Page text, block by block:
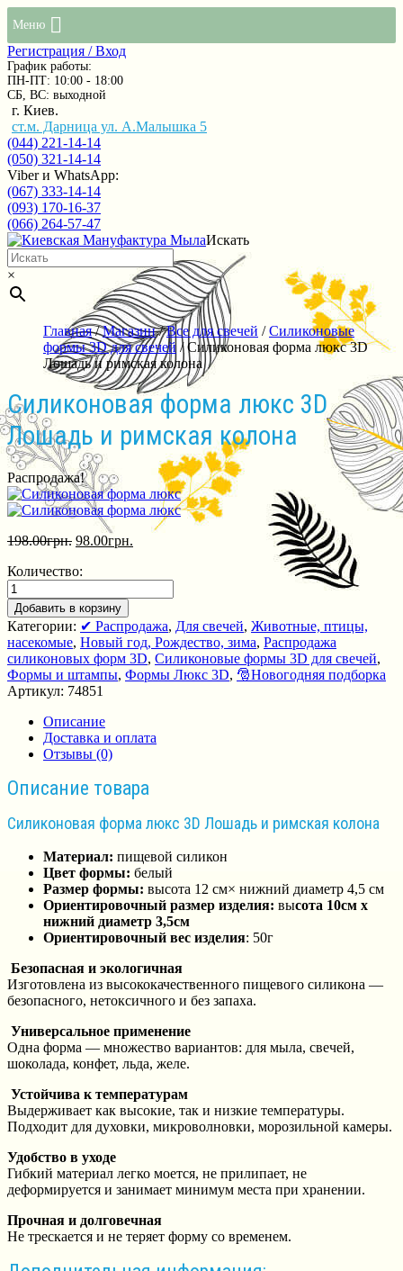
Меню
Регистрация / Вход
График работы:
ПН-ПТ: 10:00 - 18:00
СБ, ВС: выходной
г. Киев.
ст.м. Дарница ул. А.Малышка 5
(044) 221-14-14
(050) 321-14-14
Viber и WhatsApp:
(067) 333-14-14
(093) 170-16-37
(066) 264-57-47
Искать
×
Главная/Магазин/Все для свечей /Силиконовые
формы 3D для свечей / Силиконовая форма люкс 3D
Лошадь и римская колона
Силиконовая форма люкс 3D
Лошадь и римская колона
Распродажа!
198.00грн. 98.00грн.
Количество:
Добавить в корзину
Категории: ✔ Распродажа, Для свечей, Животные, птицы,
насекомые, Новый год, Рождество, зима, Распродажа
силиконовых форм 3D, Силиконовые формы 3D для свечей,
Формы и штампы, Формы Люкс 3D, 🎅Новогодняя подборка
Артикул: 74851
Описание
Доставка и оплата
Отзывы (0)
Описание товара
Силиконовая форма люкс 3D Лошадь и римская колона
Материал: пищевой силикон
Цвет формы: белый
Размер формы: высота 12 см× нижний диаметр 4,5 см
Ориентировочный размер изделия: высота 10см х
нижний диаметр 3,5см
Ориентировочный вес изделия: 50г
Безопасная и экологичная
Изготовлена из высококачественного пищевого силикона —
безопасного, нетоксичного и без запаха.
Универсальное применение
Одна форма — множество вариантов: для мыла, свечей,
шоколада, конфет, льда, желе.
Устойчива к температурам
Выдерживает как высокие, так и низкие температуры.
Подходит для духовки, микроволновки, морозильной камеры.
Удобство в уходе
Гибкий материал легко моется, не прилипает, не
деформируется и занимает минимум места при хранении.
Прочная и долговечная
Не трескается и не теряет форму со временем.